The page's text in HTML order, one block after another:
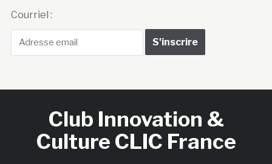
Courriel :
Club Innovation &
Culture CLIC France